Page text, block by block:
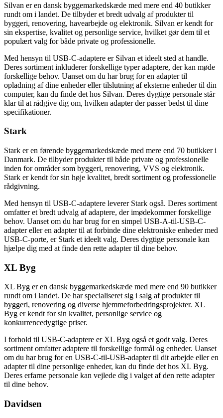
Silvan er en dansk byggemarkedskæde med mere end 40 butikker
rundt om i landet. De tilbyder et bredt udvalg af produkter til
byggeri, renovering, havearbejde og elektronik. Silvan er kendt for
sin ekspertise, kvalitet og personlige service, hvilket gør dem til et
populært valg for både private og professionelle.
Med hensyn til USB-C-adaptere er Silvan et ideelt sted at handle.
Deres sortiment inkluderer forskellige typer adaptere, der kan møde
forskellige behov. Uanset om du har brug for en adapter til
opladning af dine enheder eller tilslutning af eksterne enheder til din
computer, kan du finde det hos Silvan. Deres dygtige personale står
klar til at rådgive dig om, hvilken adapter der passer bedst til dine
specifikationer.
Stark
Stark er en førende byggemarkedskæde med mere end 70 butikker i
Danmark. De tilbyder produkter til både private og professionelle
inden for områder som byggeri, renovering, VVS og elektronik.
Stark er kendt for sin høje kvalitet, bredt sortiment og professionelle
rådgivning.
Med hensyn til USB-C-adaptere leverer Stark også. Deres sortiment
omfatter et bredt udvalg af adaptere, der imødekommer forskellige
behov. Uanset om du har brug for en simpel USB-A-til-USB-C-
adapter eller en adapter til at forbinde dine elektroniske enheder med
USB-C-porte, er Stark et ideelt valg. Deres dygtige personale kan
hjælpe dig med at finde den rette adapter til dine behov.
XL Byg
XL Byg er en dansk byggemarkedskæde med mere end 90 butikker
rundt om i landet. De har specialiseret sig i salg af produkter til
byggeri, renovering og diverse hjemmeforbedringsprojekter. XL
Byg er kendt for sin kvalitet, personlige service og
konkurrencedygtige priser.
I forhold til USB-C-adaptere er XL Byg også et godt valg. Deres
sortiment omfatter adaptere til forskellige formål og enheder. Uanset
om du har brug for en USB-C-til-USB-adapter til dit arbejde eller en
adapter til dine personlige enheder, kan du finde det hos XL Byg.
Deres erfarne personale kan vejlede dig i valget af den rette adapter
til dine behov.
Davidsen